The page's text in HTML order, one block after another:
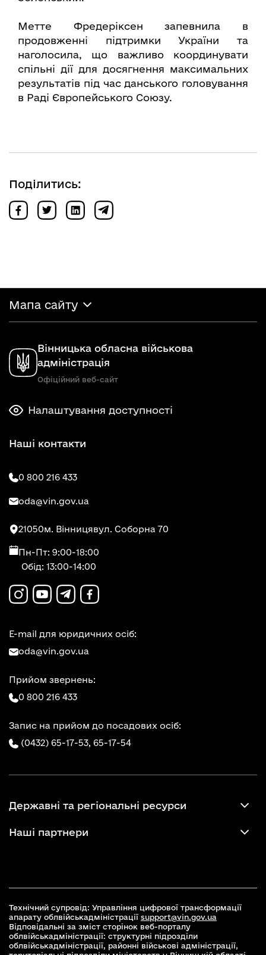
Метте Фредеріксен запевнила в
продовженні підтримки України та
наголосила, що важливо координувати
спільні дії для досягнення максимальних
результатів під час данського головування
в Раді Європейського Союзу.
Поділитись:
Мапа сайту
Вінницька обласна військова
адміністрація
Офіційний веб-сайт
Налаштування доступності
Наші контакти
0 800 216 433
oda@vin.gov.ua
21050м. Вінницявул. Соборна 70
Пн-Пт: 9:00-18:00
Обід: 13:00-14:00
E-mail для юридичних осіб:
oda@vin.gov.ua
Прийом звернень:
0 800 216 433
Запис на прийом до посадових осіб:
(0432) 65-17-53, 65-17-54
Державні та регіональні ресурси
Наші партнери
Технічний супровід: Управління цифрової трансформації
апарату облвійськадміністрації support@vin.gov.ua
Відповідальні за зміст сторінок веб-порталу
облвійськадміністрації: структурні підрозділи
облвійськадміністрації, районні військові адміністрації,